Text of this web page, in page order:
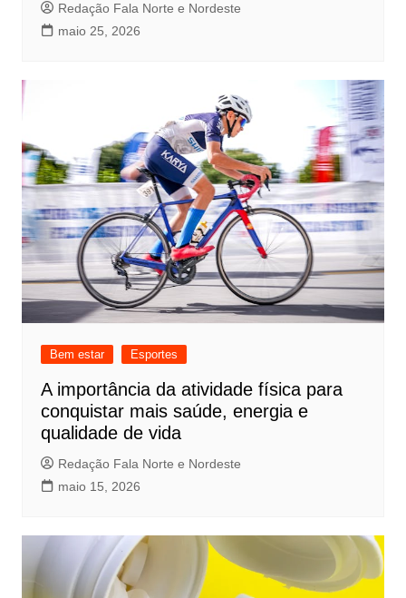
Redação Fala Norte e Nordeste
maio 25, 2026
Bem estar Esportes
A importância da atividade física para
conquistar mais saúde, energia e
qualidade de vida
Redação Fala Norte e Nordeste
maio 15, 2026